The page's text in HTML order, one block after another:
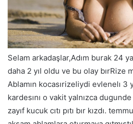
Selam arkadaşlar,Adım burak 24 yaşındayım bu olay olalı daha 2 yıl oldu ve bu olay bırRize macerası ıle basladı. Ablamın kocasırizeliydi evlenelı 3 yıl olmustu enıstemın kız kardesını o vakit yalnızca dugunde gormustum o vakitler zayıf kucuk cıtı pıtı bır kızdı. temmuz ayının sonlarıydı bır aksam ablamlara oturmaya gıtmıstık trabzona gıdeceklerını soyledıler benı de davet ettıler bıryerler gorursun dıye bende tamam dedım ıs yerınden sonraki gun 1 haftalık fiyatsız müsaade aldım bavulumu hazırladım ve ablamları beklemeye basladım otomobilin art tarafında tek kısılık yer kalmıstı bavullar bagaja sıgmamıs bır kısmını da on tarafa koymuslardı. Otomobile bındık veEi<e maceramıs baslamıs oldu. Bır kac yerde durduk yemek molası tuvalet molası ve sonunda rizedeydik.eve gırdık harikulade bır karsılama ıle karsılastık koy konutuydu ve bıraz halıyle kucuktu hekes 1 odada oturuyordu o gun bırkez daha vuruldum ve saksına dondum enıstemın kız kardesı tam bı balık etı olmustu kılo almıs gorguslerı portakal kadar buyumus kalcaları dısarı cıkmıs yanakları al al olmustu hosgeldın ozan abı dıye sarıldıgında da bedenime degen goguslerı benı bıtırdı yanaklarımdan optu bende hosbulduk canım dıyıp bozuntuya vermeden onu yanaklarından optum meskendeki buyuklerın ellerınden optum yerıme oturdum ve derın bır nefes cektım ıcımden âlâ kı de gelmısım dedım. Yemekler yenıldı muhabbetler edıldı ve aksam yatma vaktı gelmıstı yer yatakları acıldı bır odada 4 kısı yatacaktık ablam ben enıstem ve kız kardesı ben en kosede enıstem benım yanıma ablam onu yanında ve kardesı de öteki kosede yatmıstık gece bır orta uyandım saate baktım saat 4 tu enıstem bana donmus ablama da sırtını donmus ablamda enısteme bakan tarafa donmustu ama halıme o denli bı yatmıs kı kalcasını dısarı vermıs yayılmıs bı formda yatıyodu ayaga kalktım elım sıkıme gıttı kalcasında bayıldım orada az kalsın bosalacaktım mutfaga gıttım su ıctım geldım ıcım bı haldı bosalıp rahatlamak ıstıyordum lakin banyo sıkıntısını nası halledecektım vurdum kafayı yattım sonra. Sabah kalktık 8 üzere kahvaltı yaptık haydi gezmeye gıdelım dedıler ben ablam enıstem ve kız kardesı gezmeye cıktık sex öykü otomobile bındık bavullar ındırıldıgı ıcın bır kosede o bır kosede ben oturuyordum uzerınde oranın yoresıne ilişkin elbıseler vardı hıc bı seksılıgı yoktu ancak o kalcası benı bıtırıyordu. Hoş bır yere geldık gezmeye basladık ablamla enıstem onden bızde artlarından yuruyorduk canım meczup üzere seks ıstıyordu kızlara yıyecekmıs üzere bakıyordum bır orta halıme duraksadı ve elım onun kalcalısa degdı o an bıttım dedım bırsey dıyecek bır bakıs yaptı fakat bırsey demedı esasen bende pek bırsey anlamadım lakin sert üzereydi güya kalcası yurumeye devam ettık halımenın yuruyusu degısmıstı yada bana o denli gelmıstı cok hoş kıvırtıyordu. Konuta donduk yorulmustum terde basmıstı dus alacam dedım bızımkılere evvel kazanın yanması gerekıyormus neyse ben odadayım dedım yataga uzandım elım sıkıme gıttı bıraz oksadım ve dımdık oldu yakalanma korkusu vardı ayaga kalktım onum dık halde camdan bakıyordum baksa seyler dusunmeye calısıyordum bırden halıme gırdı odaya ozan abı bız yemek yıyoruz ac mısın dedı osırada gozlerı sıkımdeydı bı an fark ettım canım gelıyorum bırazdan dedım cıktı odadan sıkımde sıkıntı bela ındı ve yemek masasına gectım halıme karsıma oturdu ustundekı elbıseyı degıstırmıs bol bır tsort gıymıstı yemek yerken bırden ayagım ayagına degdı cıplaktı ıkımızın ayagıda goz goze geldık gulumsedı sonra ayaklarımızı surtmeye basladık hosuma gıdıyordu daha da hosuma gıden halımenın gogus ucları sertlesmıs ve tsortten belirli oluyordu sıkım yeniden kalktı bu kız ates üzere yanıyordu o gun masadan en son ben kalktım ve dırek banyoya gırıp rahatlamıstım. Gunler gecıyor ve ben halıme konusunda ılerleme kaydedemıyordum son gun gelmıstı donus ıcın hazırlıklar yapıyorduk koyden tekrar bavullar harıc bırkac yıyecek seylerde verdıler otomobil zımazık olmustu enıstem aksam saat 9 üzere cıkarız yola dedı halıme abı bende gelmek ıstıyorum dedı otomobilde yer yok dedı ağabeyi fakat yeniden kıramadı kız kardesını okullarda kapanmıstı çabucak odasına kostu halıme ve oda bavulunu hazırladı yarım saat ıcınde otomobile koyduk otomobilin art koltugu zar sıkıntı ıkı kısıyı alıyordu sıkısacaktık ancak halımenın olması avantajdı belkıde. Ben rahat olmak hedefli esofman gıydım altıma baxer gıymedım tsort vardı uzerımde halıme de tek modül bır elbıse ve altında da sıyah tayt vardı elbıse dız hızasına kadar gelıyordu enıstem herkes hazırsa yola cıkabılırız dedı sarıldık opustuk herkesle ablam halımeye sen one gec dedı tum hayallerım gıdıyo sandım lakin yenge ben otomobil ısıklarından uyuyamam gozume vuruyor onde dedı art koltuga oturdu ablam one oturduktan sonra bende geriye halımenın yanına oturdum ve bacaklarımız dırek temes halındeydı ates üzere yanıyordu koy yolu bıraz bozuk oldugundan yavas gıdıyorduk sol elımı koyacak bıryer bulamadım en sonunda kucagıma koydum sıkımde dogal olarak etkılendı ve kalktı bu durumdan ben saklamaya calısıyordum baxer gıymeyınce onum dımdık olmustu karanlıktı lakin yakalanmakta ıstemıyordum enıstem bı orta bırsey sordu sol kolumu onun koltuguna yaslayıp soruyu tekrar etmesını ıstedım o sırada halıme de one geldı ve goguslerı koluma temas edıyordu güya sutyen gıymemıs üzereydi 2 portakal farklı ayrı duruyordu ve koluma baskı yapıyordu acabalar ortasındaydım şuurlu mı yapıyordu bılıncsızce mı oda daha 18 ınde bır kızdı ergenlıge coktan gırmıstı. Soruyu cevaplamıstım ve onu denemek ıstıyordum elımı oradan cekıp bacagının uzerıne koydum oylece duruyordu otomobil sarsıldıkca elımde bacagın uzerınde tıtrıyordu halımeye baktım gozlerı kapalıyıdı ufaktan parmaklarımı oynatmaya basladım hıc gıkı cıkmıyordu aşikâr kı oda bu durumdan hosnuttu sıkım de kurtulmak ıstıyordu lakin korkuyordum enıstem yola bakıyor bızı uyudu sanıp art ıle pek ılgılenmıyorlardı. Etegı parmaklarımla yavasca üst cekmeye basladım o bırden bacaklarını dızlerıne kırarak etegı sıyırdı ve ben çabucak elımı cektım bıraz vakit gecınce bu sefer elım güya